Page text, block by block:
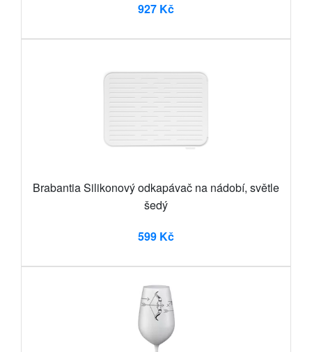
927 Kč
Brabantia Silikonový odkapávač na nádobí, světle
šedý
599 Kč